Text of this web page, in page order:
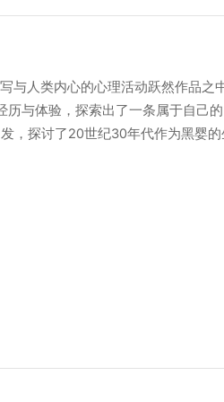
与人类内心的心理活动跃然作品之
与体验，探索出了一条属于自己
种范畴。同时追踪了依仗上海出现
年代上海的日常生活和大众风景
的人物必然对自己想象中的祖国
关，并以失败告终。